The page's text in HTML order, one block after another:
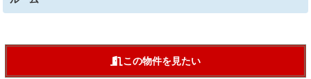
この物件を見たい